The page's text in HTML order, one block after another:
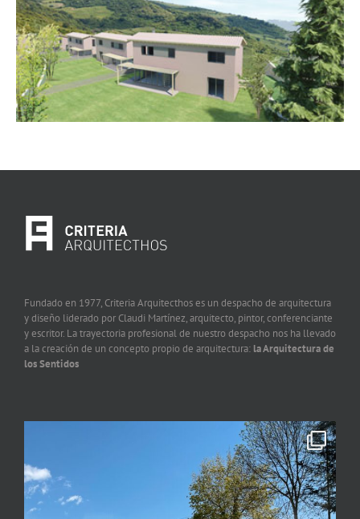
Fundado en 1977, Criteria Arquitecthos es un despacho de arquitectura
y diseño liderado por Claudi Martínez, arquitecto, pintor, conferenciante
y escritor. La trayectoria profesional de nuestro despacho nos ha llevado
a la creación de un concepto propio de arquitectura: la Arquitectura de
los Sentidos